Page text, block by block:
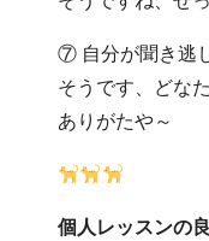
⑦ 自分が聞き逃
そうです、どな
ありがたや～
個人レッスンの